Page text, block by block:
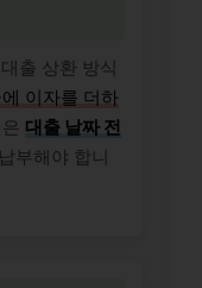
출 상환 방식
이자를 더하
대출 날짜 전
부해야 합니